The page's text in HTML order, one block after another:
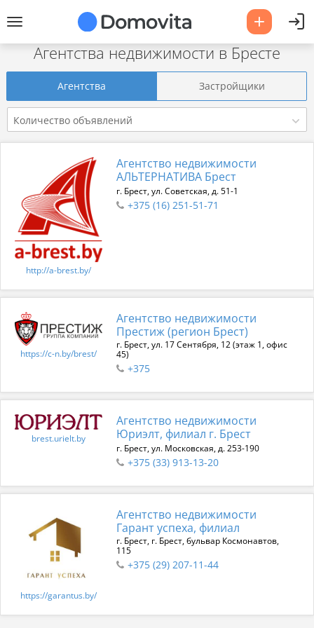
Агентства недвижимости в Бресте
Агентства Застройщики
Количество объявлений
http://a-brest.by/
Агентство недвижимости
АЛЬТЕРНАТИВА Брест
г. Брест, ул. Советская, д. 51-1
+375 (16) 251-51-71
https://c-n.by/brest/
Агентство недвижимости
Престиж (регион Брест)
г. Брест, ул. 17 Сентября, 12 (этаж 1, офис
45)
+375
brest.urielt.by
Агентство недвижимости
Юриэлт, филиал г. Брест
г. Брест, ул. Московская, д. 253-190
+375 (33) 913-13-20
https://garantus.by/
Агентство недвижимости
Гарант успеха, филиал
г. Брест, г. Брест, бульвар Космонавтов,
115
+375 (29) 207-11-44